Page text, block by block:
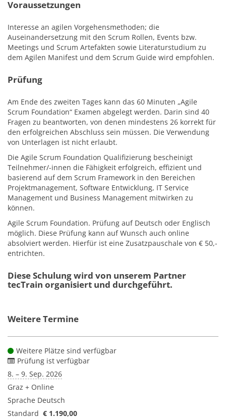
Voraussetzungen
Interesse an agilen Vorgehensmethoden; die
Auseinandersetzung mit den Scrum Rollen, Events bzw.
Meetings und Scrum Artefakten sowie Literaturstudium zu
dem Agilen Manifest und dem Scrum Guide wird empfohlen.
Prüfung
Am Ende des zweiten Tages kann das 60 Minuten „Agile
Scrum Foundation“ Examen abgelegt werden. Darin sind 40
Fragen zu beantworten, von denen mindestens 26 korrekt für
den erfolgreichen Abschluss sein müssen. Die Verwendung
von Unterlagen ist nicht erlaubt.
Die Agile Scrum Foundation Qualifizierung bescheinigt
Teilnehmer/-innen die Fähigkeit erfolgreich, effizient und
basierend auf dem Scrum Framework in den Bereichen
Projektmanagement, Software Entwicklung, IT Service
Management und Business Management mitwirken zu
können.
Agile Scrum Foundation. Prüfung auf Deutsch oder Englisch
möglich. Diese Prüfung kann auf Wunsch auch online
absolviert werden. Hierfür ist eine Zusatzpauschale von € 50,-
entrichten.
Diese Schulung wird von unserem Partner
tecTrain organisiert und durchgeführt.
Weitere Termine
Weitere Plätze sind verfügbar
Prüfung ist verfügbar
8. – 9. Sep. 2026
Graz + Online
Sprache Deutsch
Standard € 1.190,00